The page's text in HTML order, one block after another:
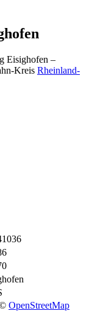
Eisighofen –
Kreis Rheinland-
OpenStreetMap